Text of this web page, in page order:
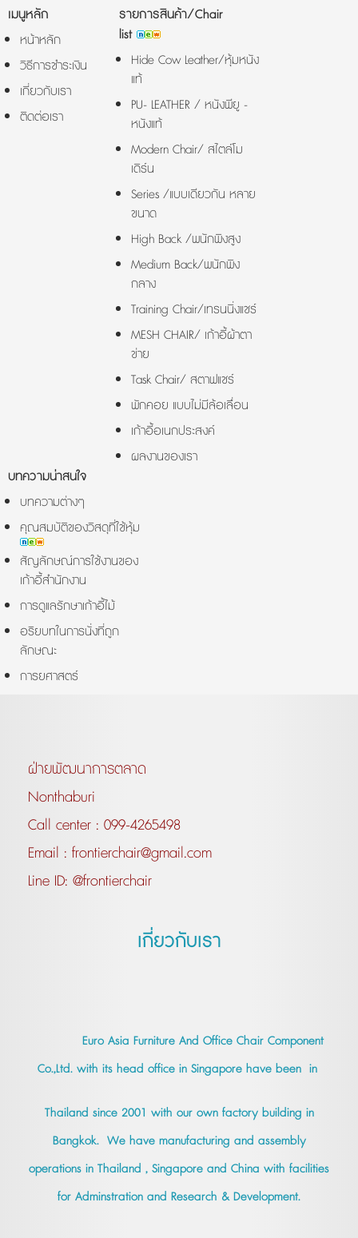
เมนูหลัก
หน้าหลัก
วิธีการชำระเงิน
เกี่ยวกับเรา
ติดต่อเรา
รายการสินค้า/Chair
list
Hide Cow Leather/หุ้มหนัง
แท้
PU- LEATHER / หนังพียู -
หนังแท้
Modern Chair/ สไตล์โม
เดิร์น
Series /แบบเดียวกัน หลาย
ขนาด
High Back /พนักพิงสูง
Medium Back/พนักพิง
กลาง
Training Chair/เทรนนิ่งแชร์
MESH CHAIR/ เก้าอี้ผ้าตา
ข่าย
Task Chair/ สตาฟแชร์
พักคอย แบบไม่มีล้อเลื่อน
เก้าอี้อเนกประสงค์
ผลงานของเรา
บทความน่าสนใจ
บทความต่างๆ
คุณสมบัติของวิสดุที่ใช้หุ้ม
สัญลักษณ์การใช้งานของ
เก้าอี้สำนักงาน
การดูแลรักษาเก้าอี้ไม้
อริยบทในการนั่งที่ถูก
ลักษณะ
การยศาสตร์
ฝ่ายพัฒนาการตลาด
Nonthaburi
Call center : 099-4265498
Email : frontierchair@gmail.com
Line ID: @frontierchair
เกี่ยวกับเรา
Euro Asia Furniture And Office Chair Component
Co.,Ltd. with its head office in Singapore have been in
Thailand since 2001 with our own factory building in
Bangkok. We have manufacturing and assembly
operations in Thailand , Singapore and China with facilities
for Adminstration and Research & Development.